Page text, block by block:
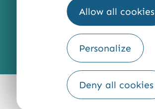
Allow all cookies
Personalize
Deny all cookies
Fourni par
Traduction